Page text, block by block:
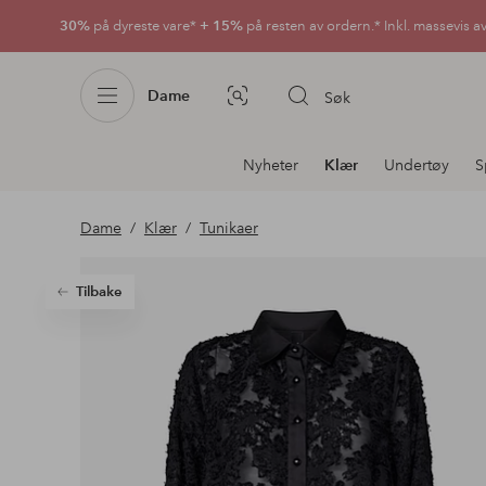
30% på dyreste vare* + 15% på resten av ordern.* Inkl. massevis
Dame Bildesøk Søk
Avdelingsnavigering
Nyheter Klær Undertøy
Dame Klær Tunikaer
Tilbake